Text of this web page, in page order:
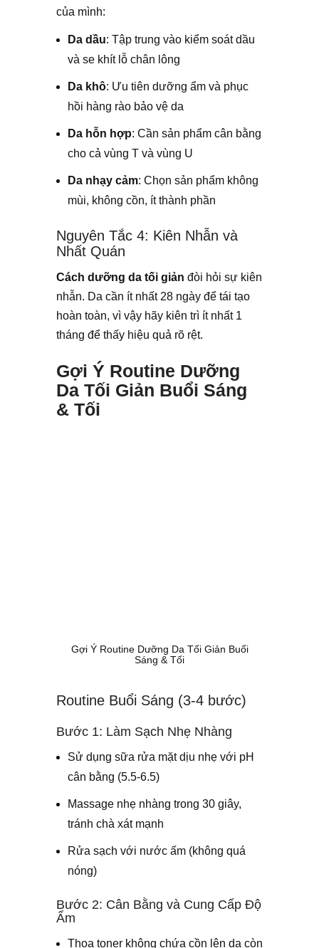
của mình:
Da dầu: Tập trung vào kiểm soát dầu
và se khít lỗ chân lông
Da khô: Ưu tiên dưỡng ẩm và phục
hồi hàng rào bảo vệ da
Da hỗn hợp: Cần sản phẩm cân bằng
cho cả vùng T và vùng U
Da nhạy cảm: Chọn sản phẩm không
mùi, không cồn, ít thành phần
Nguyên Tắc 4: Kiên Nhẫn và
Nhất Quán
Cách dưỡng da tối giản đòi hỏi sự kiên
nhẫn. Da cần ít nhất 28 ngày để tái tạo
hoàn toàn, vì vậy hãy kiên trì ít nhất 1
tháng để thấy hiệu quả rõ rệt.
Gợi Ý Routine Dưỡng
Da Tối Giản Buổi Sáng
& Tối
Gợi Ý Routine Dưỡng Da Tối Giản Buổi
Sáng & Tối
Routine Buổi Sáng (3-4 bước)
Bước 1: Làm Sạch Nhẹ Nhàng
Sử dụng sữa rửa mặt dịu nhẹ với pH
cân bằng (5.5-6.5)
Massage nhẹ nhàng trong 30 giây,
tránh chà xát mạnh
Rửa sạch với nước ấm (không quá
nóng)
Bước 2: Cân Bằng và Cung Cấp Độ
Ẩm
Thoa toner không chứa cồn lên da còn